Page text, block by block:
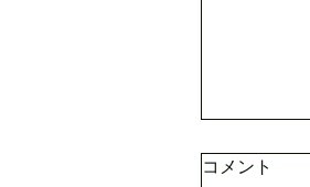
コメント